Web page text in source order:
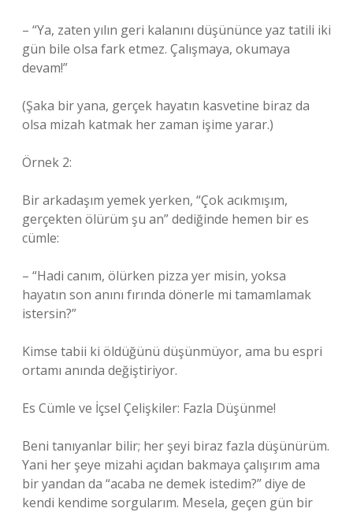
– “Ya, zaten yılın geri kalanını düşününce yaz tatili iki
gün bile olsa fark etmez. Çalışmaya, okumaya
devam!”
(Şaka bir yana, gerçek hayatın kasvetine biraz da
olsa mizah katmak her zaman işime yarar.)
Örnek 2:
Bir arkadaşım yemek yerken, “Çok acıkmışım,
gerçekten ölürüm şu an” dediğinde hemen bir es
cümle:
– “Hadi canım, ölürken pizza yer misin, yoksa
hayatın son anını fırında dönerle mi tamamlamak
istersin?”
Kimse tabii ki öldüğünü düşünmüyor, ama bu espri
ortamı anında değiştiriyor.
Es Cümle ve İçsel Çelişkiler: Fazla Düşünme!
Beni tanıyanlar bilir; her şeyi biraz fazla düşünürüm.
Yani her şeye mizahi açıdan bakmaya çalışırım ama
bir yandan da “acaba ne demek istedim?” diye de
kendi kendime sorgularım. Mesela, geçen gün bir